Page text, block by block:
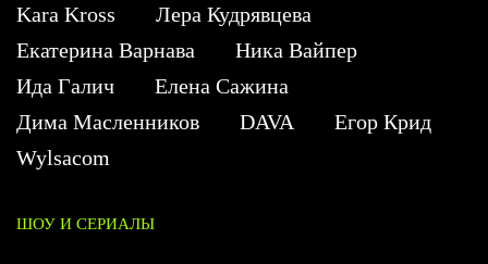
Kara Kross
Лера Кудрявцева
Екатерина Варнава
Ника Вайпер
Ида Галич
Елена Сажина
Дима Масленников
DAVA
Егор Крид
Wylsacom
ШОУ И СЕРИАЛЫ